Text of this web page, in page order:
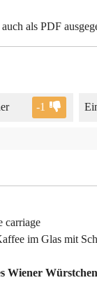
als PDF
-1
carriage
im Glas mit
Wiener